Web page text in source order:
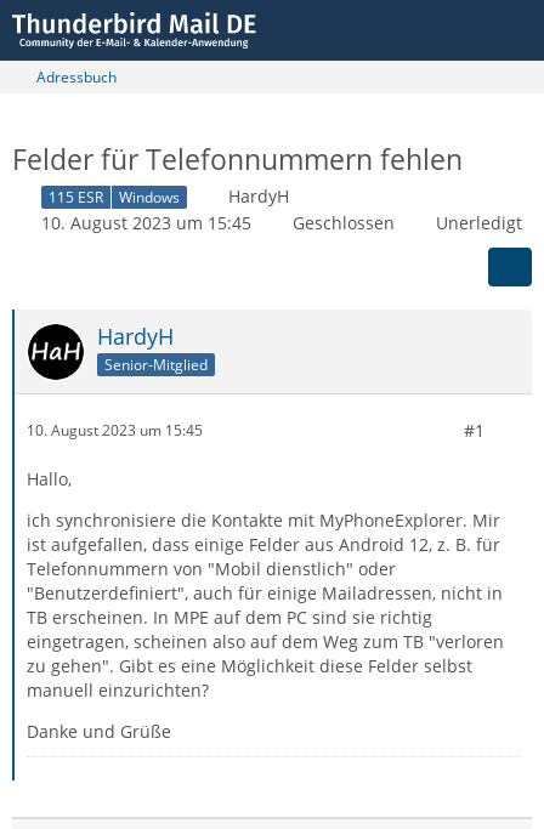
Adressbuch
Felder für Telefonnummern fehlen
115 ESR Windows
HardyH
10. August 2023 um 15:45
Geschlossen Unerledigt
HardyH
Senior-Mitglied
10. August 2023 um 15:45 #1
Hallo,
ich synchronisiere die Kontakte mit MyPhoneExplorer. Mir
ist aufgefallen, dass einige Felder aus Android 12, z. B. für
Telefonnummern von "Mobil dienstlich" oder
"Benutzerdefiniert", auch für einige Mailadressen, nicht in
TB erscheinen. In MPE auf dem PC sind sie richtig
eingetragen, scheinen also auf dem Weg zum TB "verloren
zu gehen". Gibt es eine Möglichkeit diese Felder selbst
manuell einzurichten?
Danke und Grüße